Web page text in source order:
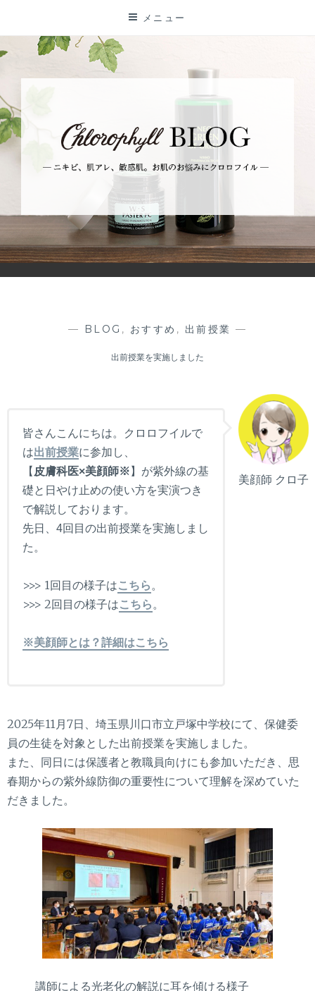
テ
に
ス
キ
メニュー
BLOG
ーニキビ、肌アレ、敏感肌。お肌のお悩みにクロロフイルー
— BLOG , おすすめ , 出前授業 —
出前授業を実施しました
美顔師 クロ子
皆さんこんにちは。クロロフイルで
は出前授業に参加し、
【 皮膚科医×美顔師※ 】が紫外線の基
礎と日やけ止めの使い方を実演つき
で解説しております。
先日、4回目の出前授業を実施しまし
た。
>>> 1回目の様子はこちら 。
>>> 2回目の様子はこちら 。
※美顔師とは？詳細はこちら
2025年11月7日、埼玉県川口市立戸塚中学校にて、保健委
員の生徒を対象とした出前授業を実施しました。
また、同日には保護者と教職員向けにも参加いただき、思
春期からの紫外線防御の重要性について理解を深めていた
だきました。
講師による光老化の解説に耳を傾ける様子